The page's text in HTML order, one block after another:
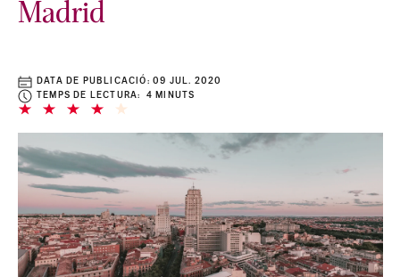
Madrid
DATA DE PUBLICACIÓ: 09 JUL. 2020
TEMPS DE LECTURA: 4 MINUTS